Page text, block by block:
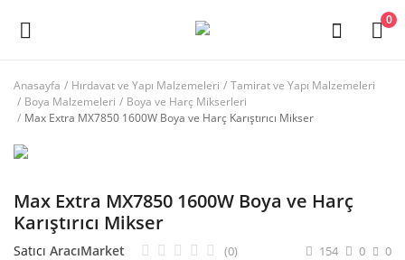
0
Ana Menü
Kategoriler
Anasayfa
Favorilerim
Anasayfa Hırdavat ve Yapı Malzemeleri
Tamirat ve Yapı Malzemeleri
Boya Malzemeleri
Boya ve Harç Mikserleri
Max Extra MX7850 1600W Boya ve Harç Karıştırıcı Mikser
Max Extra MX7850 1600W Boya ve Harç
Karıştırıcı Mikser
Satıcı AracıMarket 0
(0) 0
154